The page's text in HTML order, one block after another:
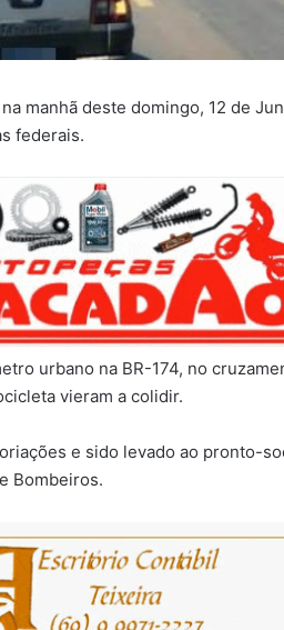
manhã deste domingo, 12 de
federais.
urbano na BR-174, no
vieram a colidir.
e sido levado ao pronto-
Bombeiros.